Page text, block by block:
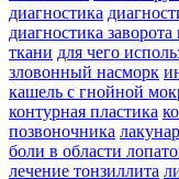
диагностика
диагностика
ткани для чего
зловонный насморк
кашель с гнойной
контурная пластика
позвоночника
боли в области
лечение тонзиллита